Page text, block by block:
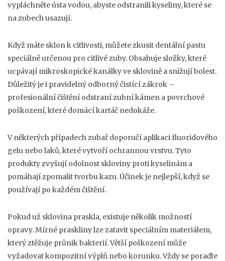
vypláchněte ústa vodou, abyste odstranili kyseliny, které se
na zubech usazují.
Když máte sklon k citlivosti, můžete zkusit dentální pastu
speciálně určenou pro citlivé zuby. Obsahuje složky, které
ucpávají mikroskopické kanálky ve sklovině a snižují bolest.
Důležitý je i pravidelný odborný čistící zákrok –
profesionální čištění odstraní zubní kámen a povrchové
poškození, které domácí kartáč nedokáže.
V některých případech zubař doporučí aplikaci fluoridového
gelu nebo laků, které vytvoří ochrannou vrstvu. Tyto
produkty zvyšují odolnost skloviny proti kyselinám a
pomáhají zpomalit tvorbu kazu. Účinek je nejlepší, když se
používají po každém čištění.
Pokud už sklovina praskla, existuje několik možností
opravy. Mírné praskliny lze zatavit speciálním materiálem,
který ztěžuje průnik bakterií. Větší poškození může
vyžadovat kompozitní výplň nebo korunku. Vždy se poraďte